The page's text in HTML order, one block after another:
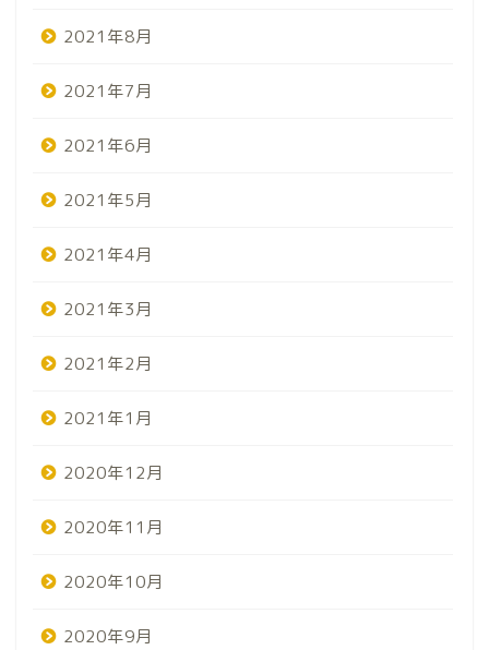
2021年8月
2021年7月
2021年6月
2021年5月
2021年4月
2021年3月
2021年2月
2021年1月
2020年12月
2020年11月
2020年10月
2020年9月